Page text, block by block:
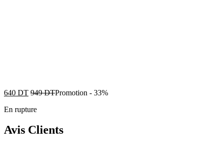
640 DT 949DTPromotion - 33%
En rupture
Avis Clients